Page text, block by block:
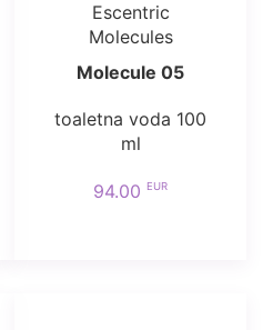
Escentric
Molecules
Molecule 05
toaletna voda 100
ml
94.00 EUR